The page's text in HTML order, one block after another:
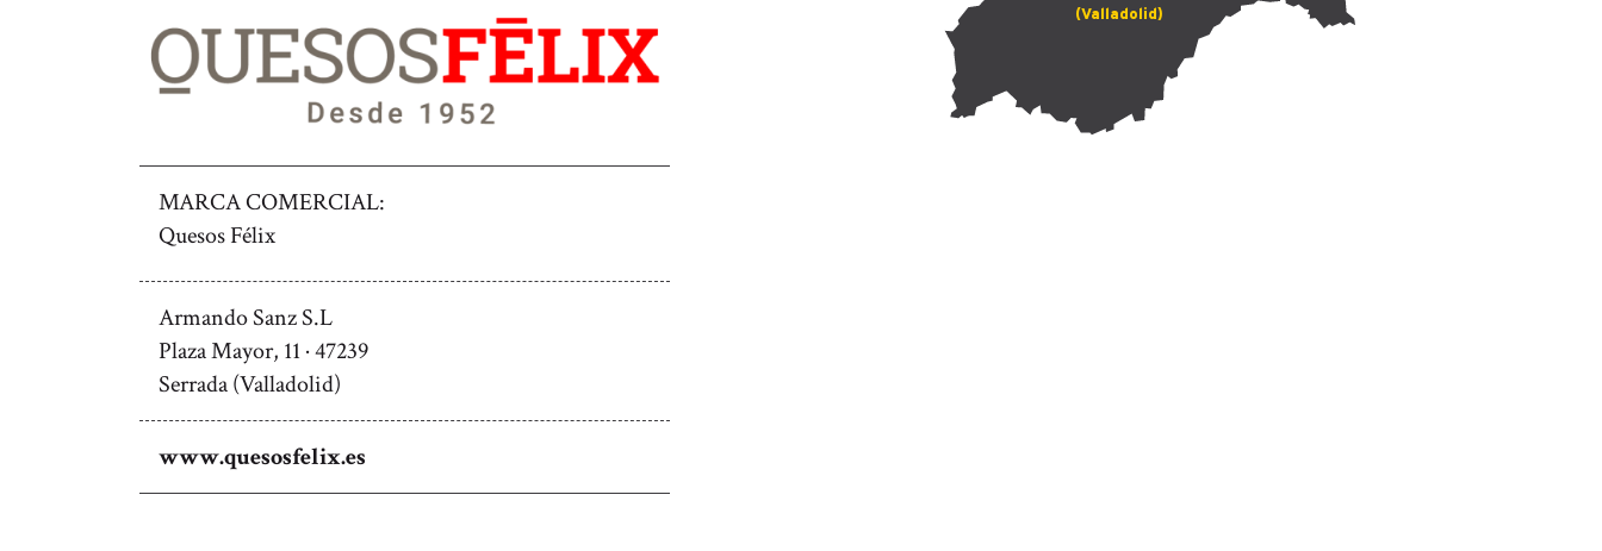
MARCA COMERCIAL:
Quesos Félix
Armando Sanz S.L
Plaza Mayor, 11·47239
Serrada (Valladolid)
www.quesosfelix.es
(Valladolid)